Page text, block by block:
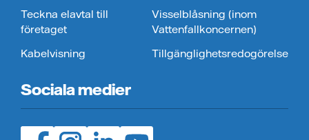
Teckna elavtal till
företaget
Kabelvisning
Visselblåsning (inom
Vattenfallkoncernen)
Tillgänglighetsredogörelse
Sociala medier
Facebook (öppnas i ny flik)
Instagram (öppnas i ny flik)
LinedIn (öppnas i ny flik)